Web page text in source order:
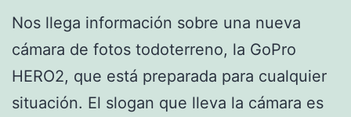
Nos llega información sobre una nueva
cámara de fotos todoterreno, la GoPro
HERO2, que está preparada para cualquier
situación. El slogan que lleva la cámara es